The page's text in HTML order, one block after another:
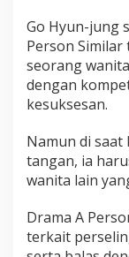
Go Hyun-jung
Person
seorang
dengan
kesuksesan.
Namun di saat
tangan, ia
wanita lain
Drama A
terkait